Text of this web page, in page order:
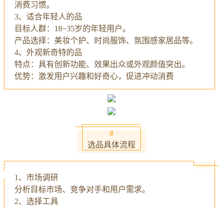
消费习惯。
3、适合年轻人的品
目标人群：18~35岁的年轻用户。
产品选择：美妆个护、时尚服饰、氛围感家居品等。
4、外观新奇特的品
特点：具有创新功能、效果出众或外观颜值突出。
优势：激发用户兴趣和好奇心，促进冲动消费
#
选品具体流程
1、市场调研
分析目标市场、竞争对手和用户需求。
2、选择工具